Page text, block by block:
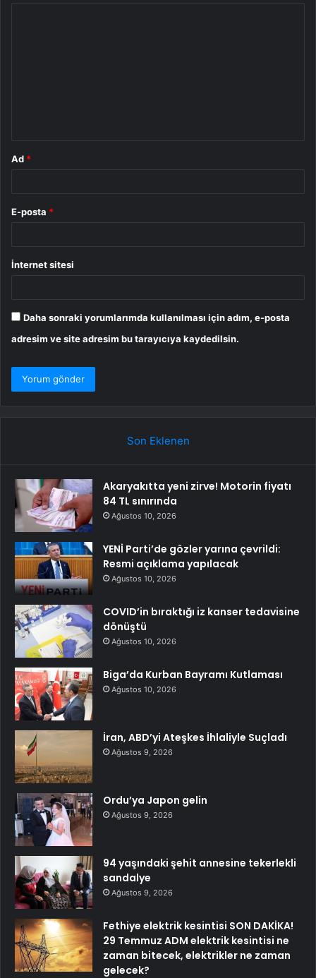
Ad *
E-posta *
İnternet sitesi
Daha sonraki yorumlarımda kullanılması için adım, e-posta
adresim ve site adresim bu tarayıcıya kaydedilsin.
Son Eklenen
Akaryakıtta yeni zirve! Motorin fiyatı
84 TL sınırında
Ağustos 10, 2026
YENİ Parti’de gözler yarına çevrildi:
Resmi açıklama yapılacak
Ağustos 10, 2026
COVID’in bıraktığı iz kanser tedavisine
dönüştü
Ağustos 10, 2026
Biga’da Kurban Bayramı Kutlaması
Ağustos 10, 2026
İran, ABD’yi Ateşkes İhlaliyle Suçladı
Ağustos 9, 2026
Ordu’ya Japon gelin
Ağustos 9, 2026
94 yaşındaki şehit annesine tekerlekli
sandalye
Ağustos 9, 2026
Fethiye elektrik kesintisi SON DAKİKA!
29 Temmuz ADM elektrik kesintisi ne
zaman bitecek, elektrikler ne zaman
gelecek?